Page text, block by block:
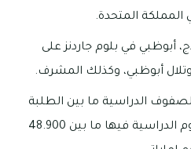
المتحدة.
أبوظبي في بلوم جاردنز على
أبوظبي، وكذلك المشرف.
الدراسية ما بين الطلبة
والطالبات، وتتراوح الرسوم الدراسية فيها ما بين 48.900